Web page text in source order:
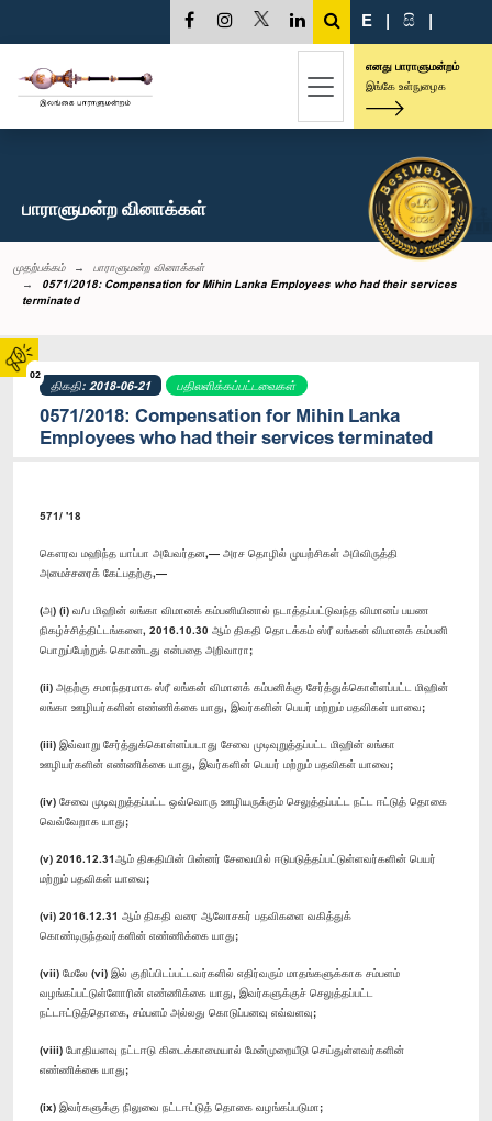
02
E | සි |
எனது பாராளுமன்றம்
இங்கே உள்நுழைக
பாராளுமன்ற வினாக்கள்
முதற்பக்கம்
பாராளுமன்ற வினாக்கள்
0571/2018: Compensation for Mihin Lanka Employees who had their services
terminated
திகதி: 2018-06-21 பதிலளிக்கப்பட்டவைகள்
0571/2018: Compensation for Mihin Lanka
Employees who had their services terminated
571/ '18
கௌரவ மஹிந்த யாப்பா அபேவர்தன,— அரச தொழில் முயற்சிகள் அபிவிருத்தி
அமைச்சரைக் கேட்பதற்கு,—
(அ) (i) வ/ப மிஹின் லங்கா விமானக் கம்பனியினால் நடாத்தப்பட்டுவந்த விமானப் பயண
நிகழ்ச்சித்திட்டங்களை, 2016.10.30 ஆம் திகதி தொடக்கம் ஸ்ரீ லங்கன் விமானக் கம்பனி
பொறுப்பேற்றுக் கொண்டது என்பதை அறிவாரா;
(ii) அதற்கு சமாந்தரமாக ஸ்ரீ லங்கன் விமானக் கம்பனிக்கு சேர்த்துக்கொள்ளப்பட்ட மிஹின்
லங்கா ஊழியர்களின் எண்ணிக்கை யாது, இவர்களின் பெயர் மற்றும் பதவிகள் யாவை;
(iii) இவ்வாறு சேர்த்துக்கொள்ளப்படாது சேவை முடிவுறுத்தப்பட்ட மிஹின் லங்கா
ஊழியர்களின் எண்ணிக்கை யாது, இவர்களின் பெயர் மற்றும் பதவிகள் யாவை;
(iv) சேவை முடிவுறுத்தப்பட்ட ஒவ்வொரு ஊழியருக்கும் செலுத்தப்பட்ட நட்ட ஈட்டுத் தொகை
வெவ்வேறாக யாது;
(v) 2016.12.31ஆம் திகதியின் பின்னர் சேவையில் ஈடுபடுத்தப்பட்டுள்ளவர்களின் பெயர்
மற்றும் பதவிகள் யாவை;
(vi) 2016.12.31 ஆம் திகதி வரை ஆலோசகர் பதவிகளை வகித்துக்
கொண்டிருந்தவர்களின் எண்ணிக்கை யாது;
(vii) மேலே (vi) இல் குறிப்பிடப்பட்டவர்களில் எதிர்வரும் மாதங்களுக்காக சம்பளம்
வழங்கப்பட்டுள்ளோரின் எண்ணிக்கை யாது, இவர்களுக்குச் செலுத்தப்பட்ட
நட்டஈட்டுத்தொகை, சம்பளம் அல்லது கொடுப்பனவு எவ்வளவு;
(viii) போதியளவு நட்டஈடு கிடைக்காமையால் மேன்முறையீடு செய்துள்ளவர்களின்
எண்ணிக்கை யாது;
(ix) இவர்களுக்கு நிலுவை நட்டஈட்டுத் தொகை வழங்கப்படுமா;